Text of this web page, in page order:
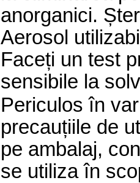
anorganici.
Aerosol
Faceți un test
sensibile la
Periculos în
precauțiile de
pe ambalaj,
se utiliza în